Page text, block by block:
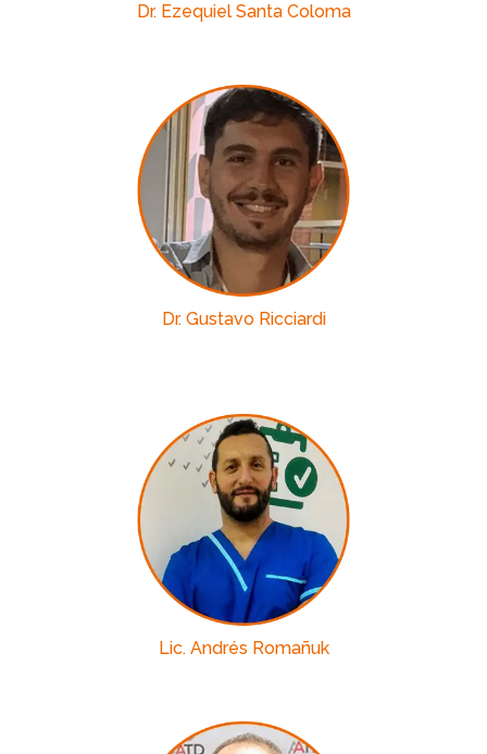
Dr. Ezequiel Santa Coloma
Dr. Gustavo Ricciardi
Lic. Andrés Romañuk